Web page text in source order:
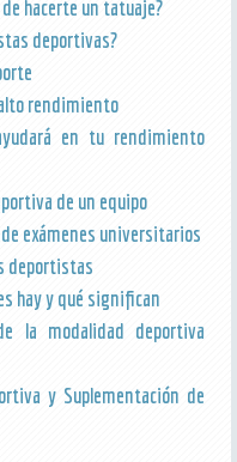
hacerte un tatuaje?
deportivas?
rendimiento
en tu rendimiento
de un equipo
exámenes universitarios
deportistas
hay y qué significan
la modalidad deportiva
y Suplementación de